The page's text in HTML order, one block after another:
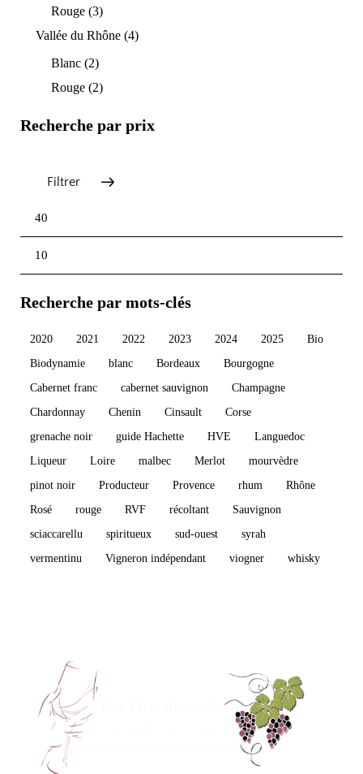
Rouge (3)
Vallée du Rhône (4)
Blanc (2)
Rouge (2)
Recherche par prix
min
max
Filtrer
Recherche par mots-clés
2020 2021 2022 2023 2024 2025
Bio
Biodynamie
blanc Bordeaux
Bourgogne
Cabernet franc
cabernet sauvignon
Champagne
Chardonnay
Chenin Cinsault
Corse
grenache noir
guide Hachette HVE
Languedoc
Liqueur
Loire malbec Merlot
mourvèdre
pinot noir
Producteur Provence rhum
Rhône
Rosé
rouge RVF récoltant
Sauvignon
sciaccarellu
spiritueux sud-ouest
syrah
vermentinu
Vigneron indépendant viogner whisky